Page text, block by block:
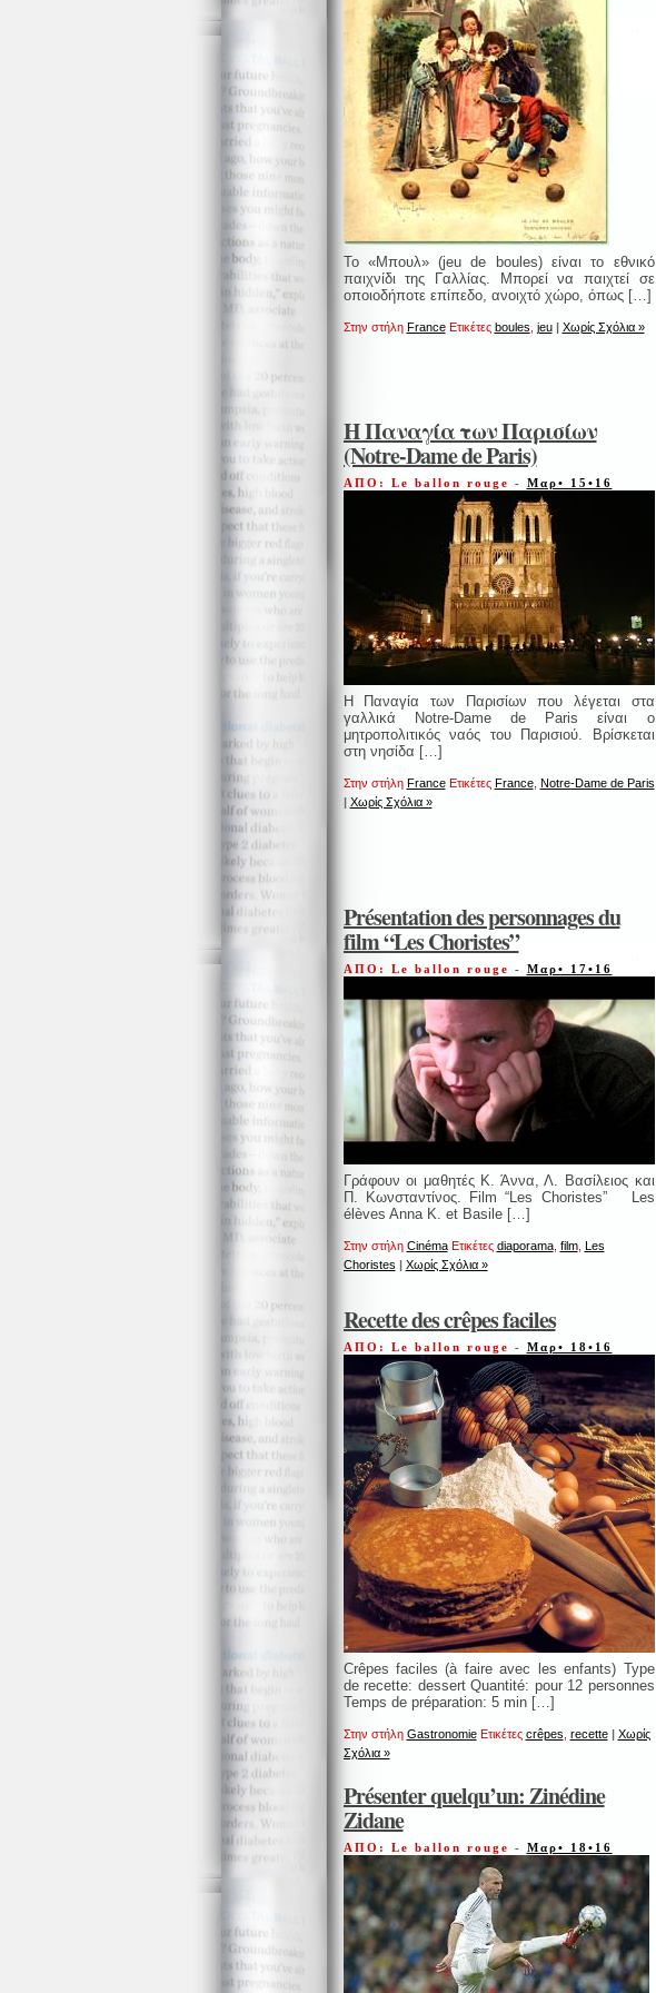
Το «Μπουλ» (jeu de boules) είναι το εθνικό
παιχνίδι της Γαλλίας. Μπορεί να παιχτεί σε
οποιοδήποτε επίπεδο, ανοιχτό χώρο, όπως […]
Στην στήλη FranceΕτικέτες boules jeu | Χωρίς Σχόλια »
Η Παναγία των Παρισίων
(Notre-Dame de Paris)
ΑΠΟ: Le ballon rouge - Μαρ• 15•16
Η Παναγία των Παρισίων που λέγεται στα
γαλλικά Notre-Dame de Paris είναι ο
μητροπολιτικός ναός του Παρισιού. Βρίσκεται
στη νησίδα […]
Στην στήλη FranceΕτικέτες France, Notre-Dame de Paris
| Χωρίς Σχόλια »
Présentation des personnages du
film “Les Choristes”
ΑΠΟ: Le ballon rouge - Μαρ• 17•16
Γράφουν οι μαθητές Κ. Άννα, Λ. Βασίλειος και
Π. Κωνσταντίνος. Film “Les Choristes” Les
élèves Anna K. et Basile […]
Στην στήλη CinémaΕτικέτες diaporama, film, Les
Choristes | Χωρίς Σχόλια »
Recette des crêpes faciles
ΑΠΟ: Le ballon rouge - Μαρ• 18•16
Crêpes faciles (à faire avec les enfants) Type
de recette: dessert Quantité: pour 12 personnes
Temps de préparation: 5 min […]
Στην στήλη GastronomieΕτικέτες crêpes recette | Χωρίς
Σχόλια »
Présenter quelqu’un: Zinédine
Zidane
ΑΠΟ: Le ballon rouge - Μαρ• 18•16